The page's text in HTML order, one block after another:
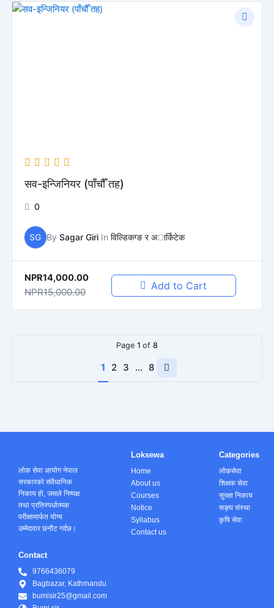
सव-इन्जिनियर (पाँचौँ तह)
0
SG By Sagar GiriIn विल्डिकग्ङ र अार्किटेक
NPR14,000.00
NPR15,000.00
Add to Cart
Page 1 of 8
1 2 3 … 8
Next
लोक सेवा आयोग नेपाल
सरकारको संवैधानिक
निकाय हो, जसले निष्पक्ष
तथा प्रतिस्पर्धात्मक
परीक्षामार्फत योग्य
उम्मेदवार छनौट गर्दछ।
Loksewa
Home
About us
Courses
Notice
Syllabus
Contact us
Categories
लोकसेवा
शिक्षक सेवा
सुरक्षा निकाय
सङ्घ संस्था
कृषि सेवा
Contact
9766436079
Bagbazar, Kathmandu
bumisir25@gmail.com